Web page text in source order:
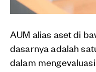
AUM alias aset di
dasarnya adalah
dalam